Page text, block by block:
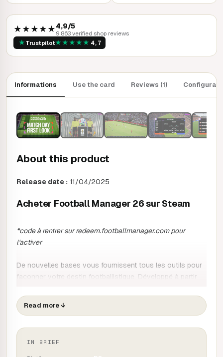
★★★★★4,9/5
9 863 verified shop reviews
★ Trustpilot★★★★★ 4,7
Informations Use the card Reviews (1)
About this product
Release date : 11/04/2025
Acheter Football Manager 26 sur Steam
*code à rentrer sur redeem.footballmanager.com pour
l'activer
De nouvelles bases vous fournissent tous les outils pour
façonner votre destin footballistique. Développé à partir
fait évoluer la narration pour vous plonger au cœur du
beau jeu.
Notre interface réinventée et une expérience jour de match
plus immersive vous rapprochent de l'action et se
Read more↓
IN BRIEF